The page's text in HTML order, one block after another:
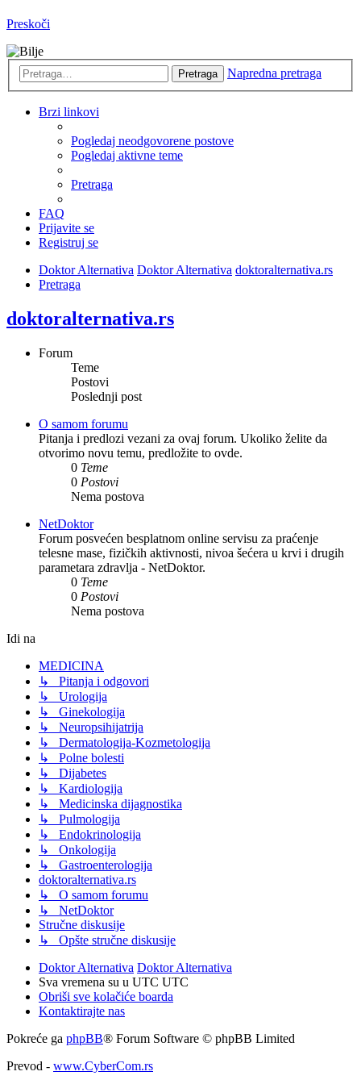
Preskoči
Pretraga Napredna pretraga
Brzi linkovi
Pogledaj neodgovorene postove
Pogledaj aktivne teme
Pretraga
FAQ
Prijavite se
Registruj se
Doktor Alternativa Doktor Alternativa doktoralternativa.rs
Pretraga
doktoralternativa.rs
Forum
Teme
Postovi
Poslednji post
O samom forumu
Pitanja i predlozi vezani za ovaj forum. Ukoliko želite da
otvorimo novu temu, predložite to ovde.
0 Teme
0 Postovi
Nema postova
NetDoktor
Forum posvećen besplatnom online servisu za praćenje
telesne mase, fizičkih aktivnosti, nivoa šećera u krvi i drugih
parametara zdravlja - NetDoktor.
0 Teme
0 Postovi
Nema postova
Idi na
MEDICINA
↳ Pitanja i odgovori
↳ Urologija
↳ Ginekologija
↳ Neuropsihijatrija
↳ Dermatologija-Kozmetologija
↳ Polne bolesti
↳ Dijabetes
↳ Kardiologija
↳ Medicinska dijagnostika
↳ Pulmologija
↳ Endokrinologija
↳ Onkologija
↳ Gastroenterologija
doktoralternativa.rs
↳ O samom forumu
↳ NetDoktor
Stručne diskusije
↳ Opšte stručne diskusije
Doktor Alternativa Doktor Alternativa
Sva vremena su u UTC UTC
Obriši sve kolačiće boarda
Kontaktirajte nas
Pokreće ga phpBB® Forum Software © phpBB Limited
Prevod - www.CyberCom.rs